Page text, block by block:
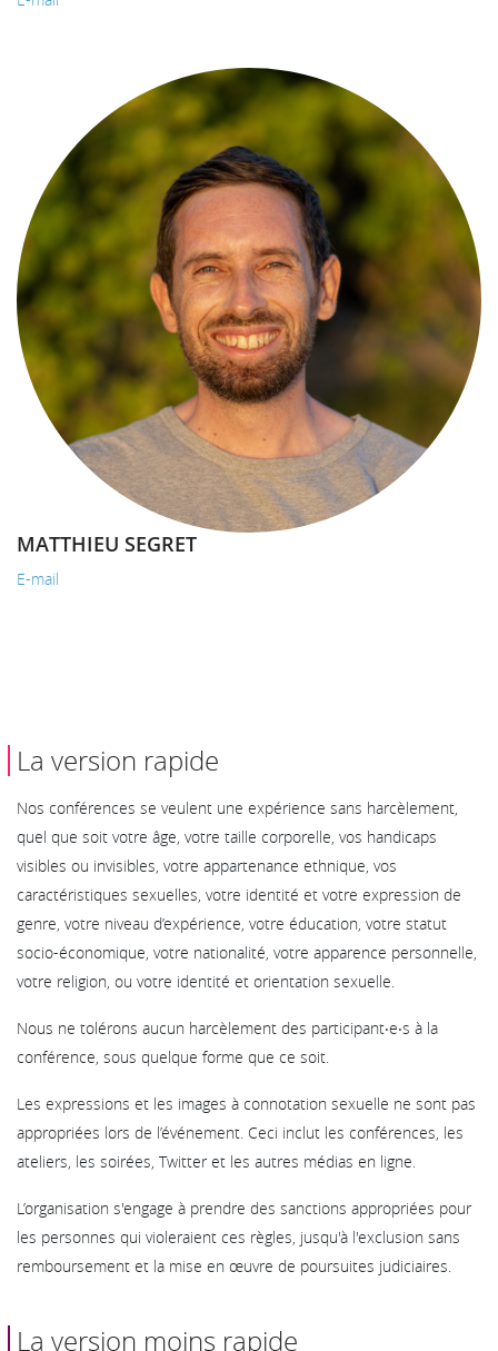
MATTHIEU SEGRET
E-mail
La version rapide
Nos conférences se veulent une expérience sans harcèlement,
quel que soit votre âge, votre taille corporelle, vos handicaps
visibles ou invisibles, votre appartenance ethnique, vos
caractéristiques sexuelles, votre identité et votre expression de
genre, votre niveau d’expérience, votre éducation, votre statut
socio-économique, votre nationalité, votre apparence personnelle,
votre religion, ou votre identité et orientation sexuelle.
Nous ne tolérons aucun harcèlement des participant‧e‧s à la
conférence, sous quelque forme que ce soit.
Les expressions et les images à connotation sexuelle ne sont pas
appropriées lors de l’événement. Ceci inclut les conférences, les
ateliers, les soirées, Twitter et les autres médias en ligne.
L’organisation s'engage à prendre des sanctions appropriées pour
les personnes qui violeraient ces règles, jusqu'à l'exclusion sans
remboursement et la mise en œuvre de poursuites judiciaires.
La version moins rapide